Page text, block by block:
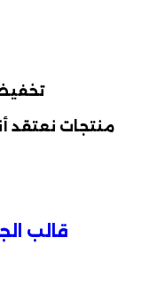
منتجات نعتقد
قالب